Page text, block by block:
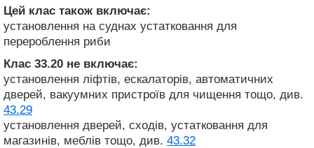
Цей клас також включає:
установлення на суднах устатковання для
перероблення риби
Клас 33.20 не включає:
установлення ліфтів, ескалаторів, автоматичних
дверей, вакуумних пристроїв для чищення тощо, див.
43.29
установлення дверей, сходів, устатковання для
магазинів, меблів тощо, див. 43.32